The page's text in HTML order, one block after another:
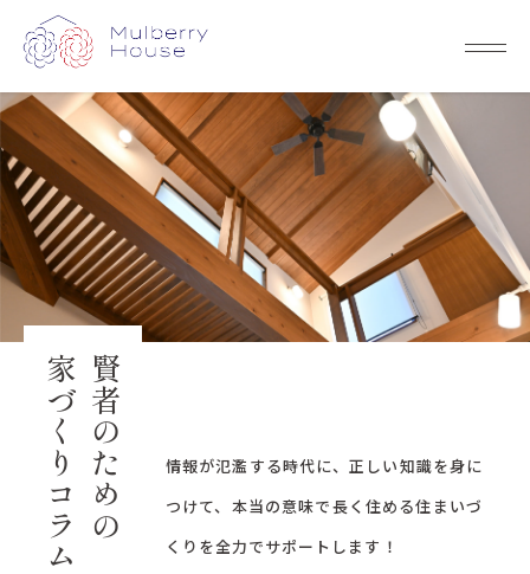
家づくりコラム賢者のための
情報が氾濫する時代に、正しい知識を身に
つけて、 本当の意味で長く住める住まいづ
くりを全力でサポートします！